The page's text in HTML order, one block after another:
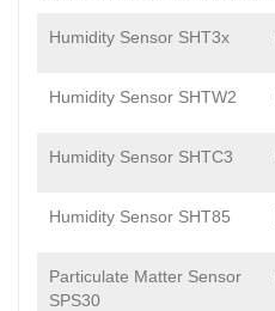
Humidity Sensor SHT3x
Humidity Sensor SHTW2
Humidity Sensor SHTC3
Humidity Sensor SHT85
Particulate Matter Sensor
SPS30